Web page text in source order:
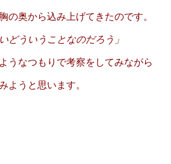
胸の奥から込み上げてきたのです。
どういうことなのだろう」
うなつもりで考察をしてみながら
ようと思います。